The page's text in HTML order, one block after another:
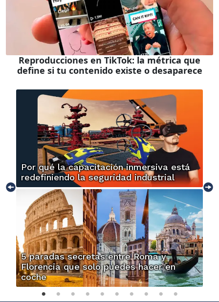
Reproducciones en TikTok: la métrica que
define si tu contenido existe o desaparece
Por qué la capacitación inmersiva está
redefiniendo la seguridad industrial
5 paradas secretas entre Roma y
Florencia que solo puedes hacer en
coche